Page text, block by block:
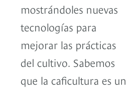
mostrándoles nuevas
tecnologías para
mejorar las prácticas
del cultivo. Sabemos
que la caficultura es un